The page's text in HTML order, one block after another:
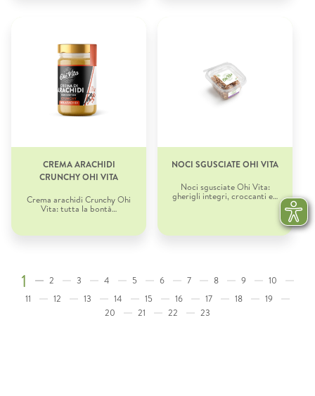
CREMA ARACHIDI
CRUNCHY OHI VITA
Crema arachidi Crunchy Ohi
Vita: tutta la bontà…
NOCI SGUSCIATE OHI VITA
Noci sgusciate Ohi Vita:
gherigli integri, croccanti e…
1 2 3 4 5 6 7 8 9
10
11
12 13 14 15 16 17 18
19
20
21 22 23